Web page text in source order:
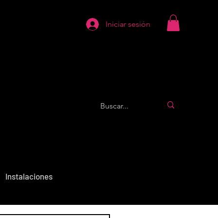
Iniciar sesión
Instalaciones